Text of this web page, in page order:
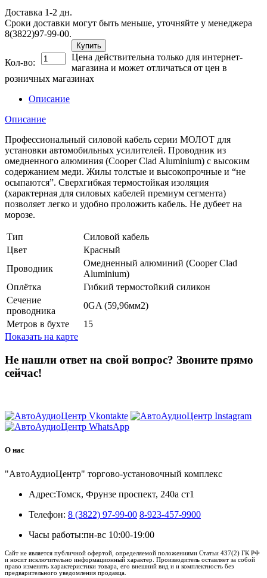
Доставка 1-2 дн.
Сроки доставки могут быть меньше, уточняйте у менеджера
8(3822)97-99-00.
Кол-во:
Купить
Цена действительна только для интернет-
магазина и может отличаться от цен в
розничных магазинах
Описание
Описание
Профессиональный силовой кабель серии МОЛОТ для
установки автомобильных усилителей. Проводник из
омедненного алюминия (Cooper Clad Aluminium) с высоким
содержанием меди. Жилы толстые и высокопрочные и “не
осыпаются”. Сверхгибкая термостойкая изоляция
(характерная для силовых кабелей премиум сегмента)
позволяет легко и удобно проложить кабель. Не дубеет на
морозе.
Тип
Силовой кабель
Цвет
Красный
Проводник
Омедненный алюминий (Cooper Clad
Aluminium)
Оплётка
Гибкий термостойкий силикон
Сечение
проводника
0GA (59,96мм2)
Метров в бухте
15
Показать на карте
Не нашли ответ на свой вопрос? Звоните прямо
сейчас!
О нас
"АвтоАудиоЦентр" торгово-установочный комплекс
Адрес:Томск, Фрунзе проспект, 240а ст1
Телефон: 8 (3822) 97-99-00 8-923-457-9900
Часы работы:пн-вс 10:00-19:00
Сайт не является публичной офертой, определяемой положениями Статьи 437(2) ГК РФ
и носит исключительно информационный характер. Производитель оставляет за собой
право изменять характеристики товара, его внешний вид и и комплектность без
предварительного уведомления продавца.